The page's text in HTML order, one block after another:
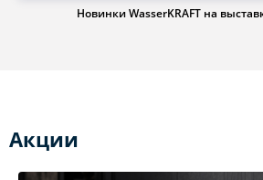
Новинки WasserKRAFT на
Акции